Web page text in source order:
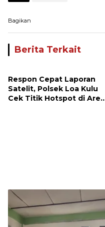
Bagikan
Berita Terkait
Respon Cepat Laporan
Satelit, Polsek Loa Kulu
Cek Titik Hotspot di Area